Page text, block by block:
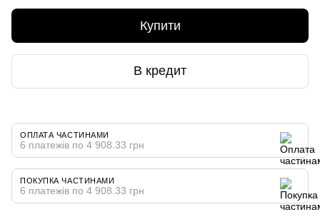
Купити
В кредит
ОПЛАТА ЧАСТИНАМИ
6 платежів по 4 908.33 грн
ПОКУПКА ЧАСТИНАМИ
6 платежів по 4 908.33 грн